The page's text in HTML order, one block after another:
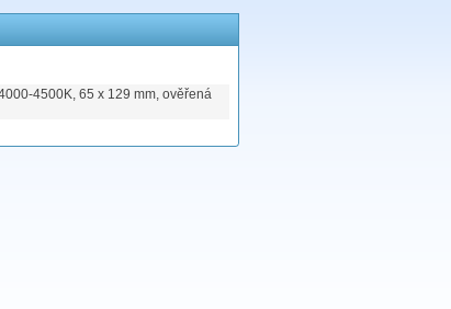
4500K, 65 x 129 mm, ověřená